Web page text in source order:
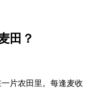
田？
片农田里。每逢麦收